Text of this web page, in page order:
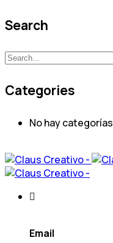
Search
Search
Categories
No hay categorías
Email